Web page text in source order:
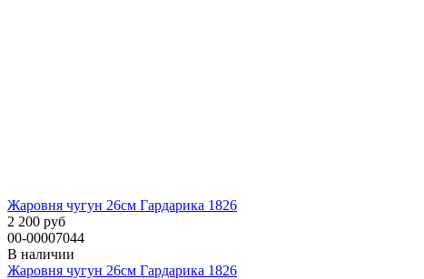
Жаровня чугун 26см Гардарика 1826
2 200 руб
00-00007044
В наличии
Жаровня чугун 26см Гардарика 1826